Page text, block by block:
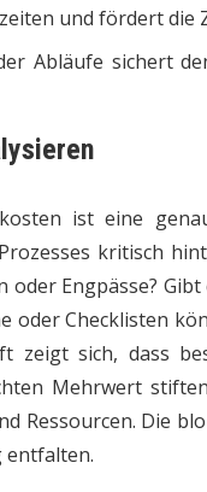
und fördert die
Abläufe sichert
ist eine
kritisch
Engpässe?
Checklisten
zeigt sich, dass
Mehrwert
Ressourcen. Die
entfalten.